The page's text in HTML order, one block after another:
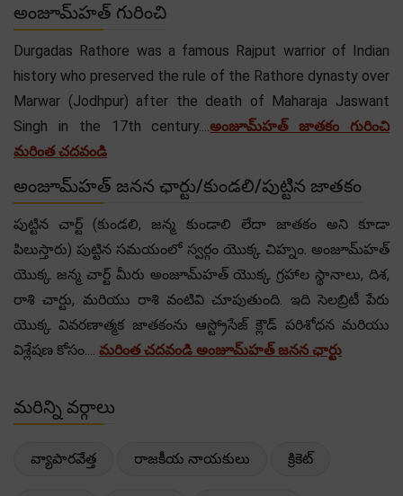
అంజూమ్‌హత్ గురించి
Durgadas Rathore was a famous Rajput warrior of Indian
history who preserved the rule of the Rathore dynasty over
Marwar (Jodhpur) after the death of Maharaja Jaswant
Singh in the 17th century....అంజూమ్‌హత్ జాతకం గురించి
మరింత చదవండి
అంజూమ్‌హత్ జనన ఛార్టు/కుండలి/పుట్టిన జాతకం
పుట్టిన చార్ట్ (కుండలి, జన్మ కుండాలి లేదా జాతకం అని కూడా
పిలుస్తారు) పుట్టిన సమయంలో స్వర్గం యొక్క చిహ్నం. అంజూమ్‌హత్
యొక్క జన్మ చార్ట్ మీరు అంజూమ్‌హత్ యొక్క గ్రహాల స్థానాలు, దిశ,
రాశి చార్టు, మరియు రాశి వంటివి చూపుతుంది. ఇది సెలబ్రిటీ పేరు
యొక్క వివరణాత్మక జాతకంను ఆస్ట్రోసేజ్ క్లౌడ్ పరిశోధన మరియు
విశ్లేషణ కోసం.... మరింత చదవండి అంజూమ్‌హత్ జనన ఛార్టు
మరిన్ని వర్గాలు
వ్యాపారవేత్త రాజకీయ నాయకులు క్రికెట్